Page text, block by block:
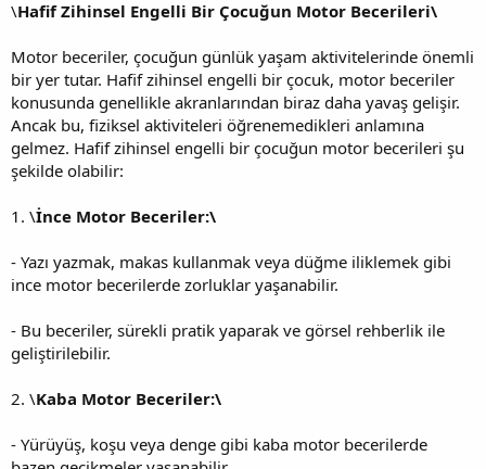
\Hafif Zihinsel Engelli Bir Çocuğun Motor Becerileri\
Motor beceriler, çocuğun günlük yaşam aktivitelerinde önemli
bir yer tutar. Hafif zihinsel engelli bir çocuk, motor beceriler
konusunda genellikle akranlarından biraz daha yavaş gelişir.
Ancak bu, fiziksel aktiviteleri öğrenemedikleri anlamına
gelmez. Hafif zihinsel engelli bir çocuğun motor becerileri şu
şekilde olabilir:
1. \İnce Motor Beceriler:\
- Yazı yazmak, makas kullanmak veya düğme iliklemek gibi
ince motor becerilerde zorluklar yaşanabilir.
- Bu beceriler, sürekli pratik yaparak ve görsel rehberlik ile
geliştirilebilir.
2. \Kaba Motor Beceriler:\
- Yürüyüş, koşu veya denge gibi kaba motor becerilerde